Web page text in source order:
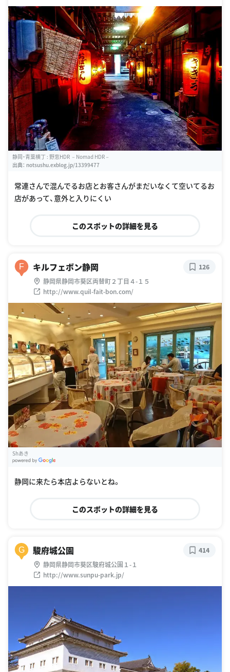
静岡・青葉横丁 : 野窓HDR －Nomad HDR－
出典： notsushu.exblog.jp/13399477
常連さんで混んでるお店とお客さんがまだいなくて空いてるお
店があって、意外と入りにくい
このスポットの詳細を見る
F キルフェボン静岡
静岡県静岡市葵区両替町２丁目４-１５
http://www.quil-fait-bon.com/
126
Shあき
静岡に来たら本店よらないとね。
このスポットの詳細を見る
G 駿府城公園
静岡県静岡市葵区駿府城公園１-１
http://www.sunpu-park.jp/
414